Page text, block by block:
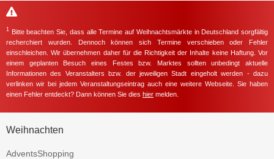
1 Bitte beachten Sie, dass alle Termine auf Weihnachtsmärkte in Deutschland sorgfältig
recherchiert wurden. Dennoch können sich Termine verschieben oder Fehler
einschleichen. Wir übernehmen daher für die Richtigkeit der Inhalte keine Haftung. Vor
einem geplanten Besuch eines Festes bzw. Marktes sollten unbedingt aktuelle
Informationen des Veranstalters bzw. der jeweiligen Stadt eingeholt werden - dazu
verlinken wir bei jedem Veranstaltungseintrag auch eine weitere Webseite. Sie haben
einen Fehler entdeckt? Dann können Sie dies hier melden.
Weihnachten
AdventsShopping